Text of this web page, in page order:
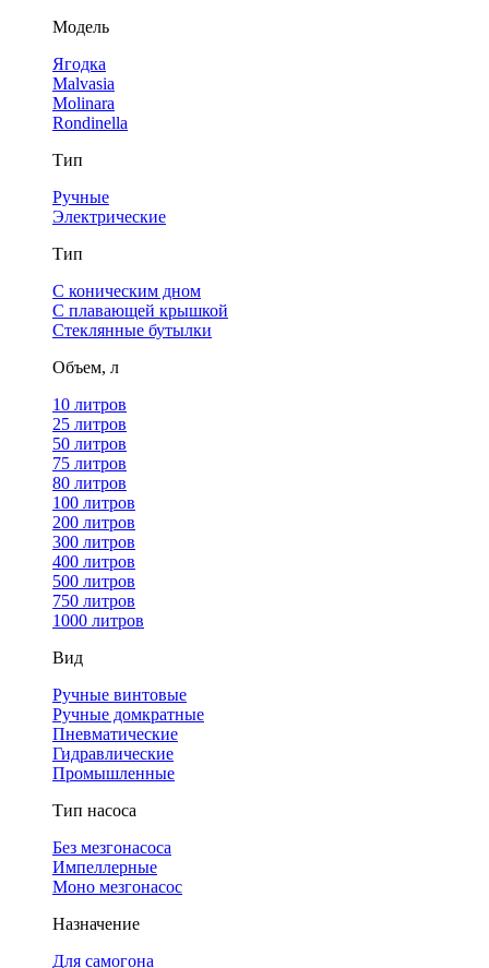
Модель
Ягодка
Malvasia
Molinara
Rondinella
Тип
Ручные
Электрические
Тип
С коническим дном
С плавающей крышкой
Стеклянные бутылки
Объем, л
10 литров
25 литров
50 литров
75 литров
80 литров
100 литров
200 литров
300 литров
400 литров
500 литров
750 литров
1000 литров
Вид
Ручные винтовые
Ручные домкратные
Пневматические
Гидравлические
Промышленные
Тип насоса
Без мезгонасоса
Импеллерные
Моно мезгонасос
Назначение
Для самогона